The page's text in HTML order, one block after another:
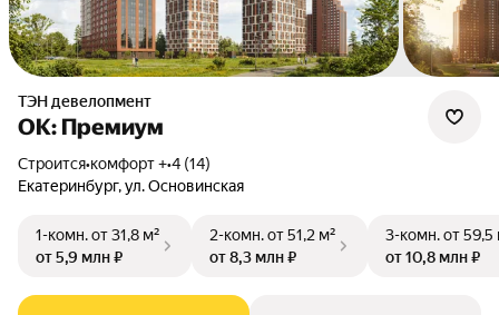
ТЭН девелопмент
ОК: Премиум
Строится•комфорт +•4 (14)
Екатеринбург, ул. Основинская
1-комн.от 31,8 м²
от 5,9 млн ₽
2-комн.от 51,2 м²
от 8,3 млн ₽
3-комн.от 59,5
от 10,8 млн ₽